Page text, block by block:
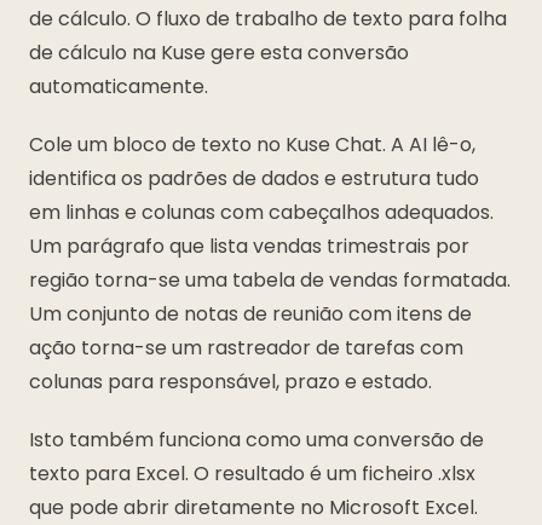
de cálculo. O fluxo de trabalho de texto para folha
de cálculo na Kuse gere esta conversão
automaticamente.
Cole um bloco de texto no Kuse Chat. A AI lê-o,
identifica os padrões de dados e estrutura tudo
em linhas e colunas com cabeçalhos adequados.
Um parágrafo que lista vendas trimestrais por
região torna-se uma tabela de vendas formatada.
Um conjunto de notas de reunião com itens de
ação torna-se um rastreador de tarefas com
colunas para responsável, prazo e estado.
Isto também funciona como uma conversão de
texto para Excel. O resultado é um ficheiro .xlsx
que pode abrir diretamente no Microsoft Excel.